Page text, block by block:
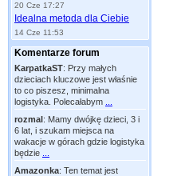
20 Cze 17:27
Idealna metoda dla Ciebie
14 Cze 11:53
Komentarze forum
KarpatkaST: Przy małych
dzieciach kluczowe jest właśnie
to co piszesz, minimalna
logistyka. Polecałabym
rozmal: Mamy dwójkę dzieci, 3 i
6 lat, i szukam miejsca na
wakacje w górach gdzie logistyka
będzie
Amazonka: Ten temat jest